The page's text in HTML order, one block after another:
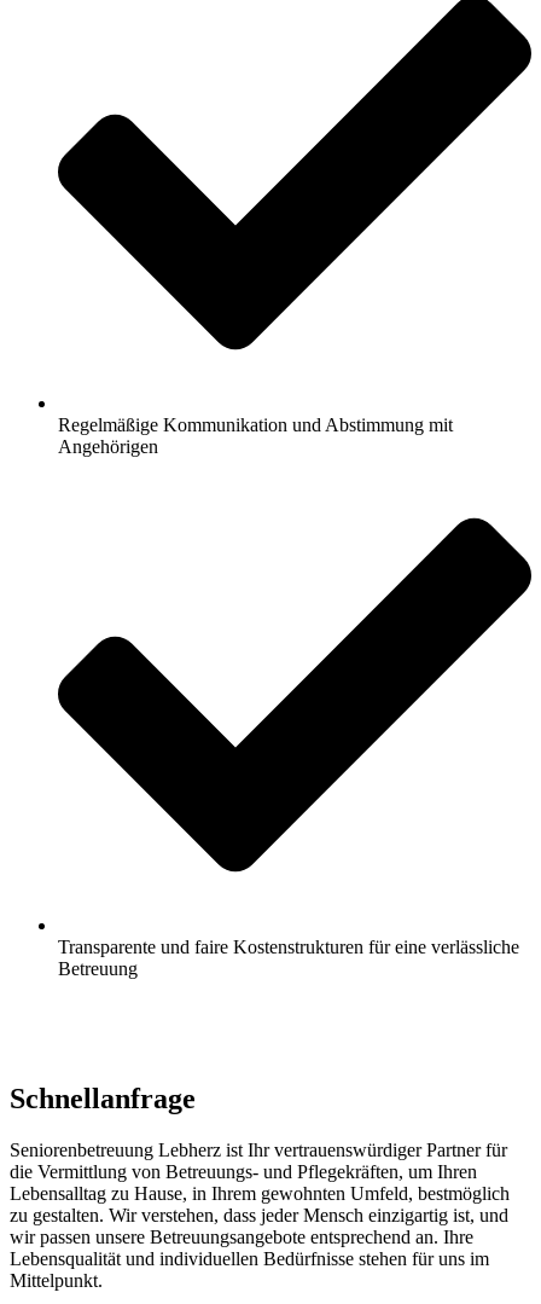
Regelmäßige Kommunikation und Abstimmung mit
Angehörigen
Transparente und faire Kostenstrukturen für eine verlässliche
Betreuung
Schnell­anfrage
Seniorenbetreuung Lebherz ist Ihr vertrauenswürdiger Partner für
die Vermittlung von Betreuungs- und Pflegekräften, um Ihren
Lebensalltag zu Hause, in Ihrem gewohnten Umfeld, bestmöglich
zu gestalten. Wir verstehen, dass jeder Mensch einzigartig ist, und
wir passen unsere Betreuungsangebote entsprechend an. Ihre
Lebensqualität und individuellen Bedürfnisse stehen für uns im
Mittelpunkt.